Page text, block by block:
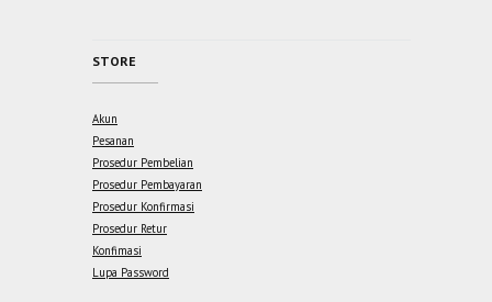
STORE
Akun
Pesanan
Prosedur Pembelian
Prosedur Pembayaran
Prosedur Konfirmasi
Prosedur Retur
Konfimasi
Lupa Password